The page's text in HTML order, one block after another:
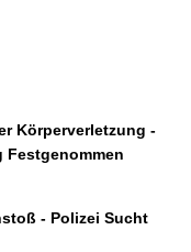
Körperverletzung -
Festgenommen
- Polizei Sucht